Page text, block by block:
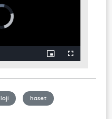
Picture-
in-
Fullscreen
haset